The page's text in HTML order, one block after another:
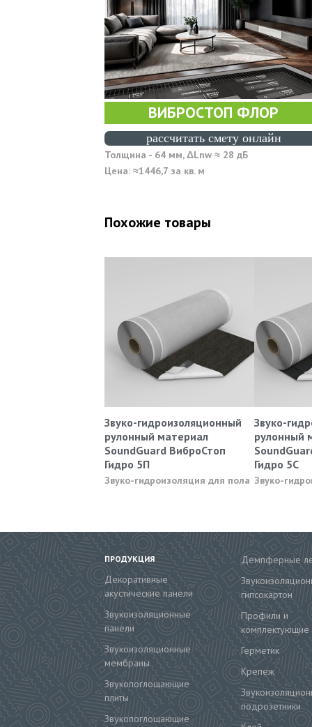
ВИБРОСТОП ФЛОР
раccчитать смету онлайн
Толщина - 64 мм, ΔLnw ≈ 28 дБ
Цена: ≈1446,7 за кв. м
Похожие товары
Звуко-гидроизоляционный
рулонный материал
SoundGuard ВиброСтоп
Гидро 5П
Звуко-гидроизоляция для пола
Звуко-
рулонный
Гидро 5С
Звуко-
ПРОДУКЦИЯ
Декоративные
акустические панели
Звукоизоляционные
панели
Звукоизоляционные
мембраны
Звукопоглощающие
плиты
Звукопоглощающие
Демпферные
гипсокартон
Профили и
комплектующие
Герметик
Крепеж
подрозетники